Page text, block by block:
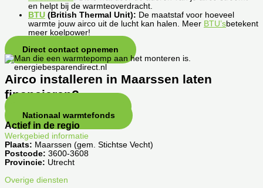
en helpt bij de warmteoverdracht.
BTU (British Thermal Unit): De maatstaf voor hoeveel
warmte jouw airco uit de lucht kan halen. Meer BTU’sbetekent
meer koelpower!
Direct contact opnemen
Airco installeren in Maarssen laten
financieren?
Nationaal warmtefonds
Actief in de regio
Werkgebied informatie
Plaats: Maarssen (gem. Stichtse Vecht)
Postcode: 3600-3608
Provincie: Utrecht
Overige diensten